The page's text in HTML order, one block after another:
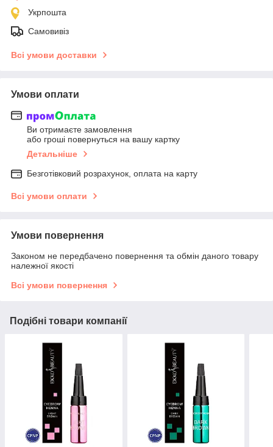
Укрпошта
Самовивіз
Всі умови доставки
Умови оплати
Ви отримаєте замовлення
або гроші повернуться на вашу картку
Детальніше
Безготівковий розрахунок, оплата на карту
Всі умови оплати
Умови повернення
Законом не передбачено повернення та обмін даного товару
належної якості
Всі умови повернення
Подібні товари компанії